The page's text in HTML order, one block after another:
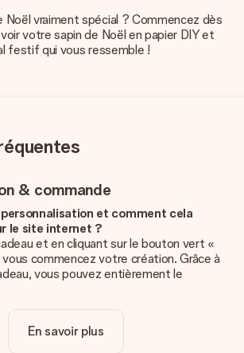
vraiment spécial ? Commencez dès
votre sapin de Noël en papier DIY et
festif qui vous ressemble !
& commande
et comment cela
le site internet ?
et en cliquant sur le bouton vert «
vous commencez votre création. Grâce à
vous pouvez entièrement le
une touche finale à votre cadeau.
est-elle comprise dans le prix ?
En savoir plus